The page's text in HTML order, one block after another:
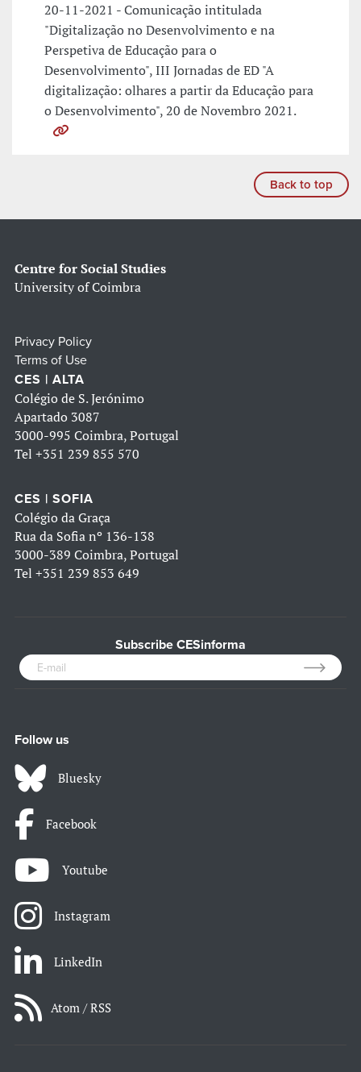
20-11-2021 - Comunicação intitulada
"Digitalização no Desenvolvimento e na
Perspetiva de Educação para o
Desenvolvimento", III Jornadas de ED "A
digitalização: olhares a partir da Educação para
o Desenvolvimento", 20 de Novembro 2021.
Back to top
Centre for Social Studies
University of Coimbra
Privacy Policy
Terms of Use
CES | ALTA
Colégio de S. Jerónimo
Apartado 3087
3000-995 Coimbra, Portugal
Tel +351 239 855 570
CES | SOFIA
Colégio da Graça
Rua da Sofia nº 136-138
3000-389 Coimbra, Portugal
Tel +351 239 853 649
Subscribe CESinforma
Follow us
Bluesky
Facebook
Youtube
Instagram
LinkedIn
Atom / RSS